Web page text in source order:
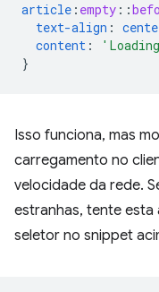
article : empty ::
text-align :
content :
}
Isso funciona, mas
carregamento no
velocidade da rede.
estranhas, tente esta
seletor no snippet